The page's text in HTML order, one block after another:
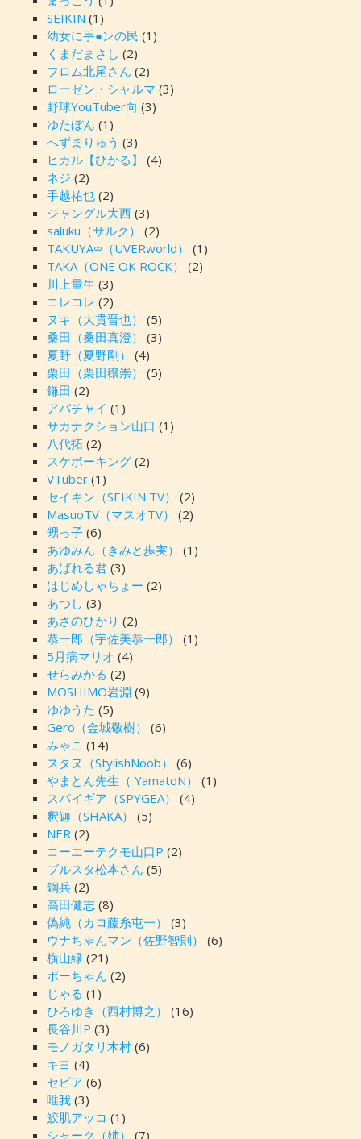
SEIKIN (1)
幼女に手●ンの民 (1)
くまだまさし (2)
フロム北尾さん (2)
ローゼン・シャルマ (3)
野球YouTuber向 (3)
ゆたぼん (1)
へずまりゅう (3)
ヒカル【ひかる】
(4)
ネジ (2)
手越祐也(2)
ジャングル大西(3)
saluku（サルク）
(2)
TAKUYA∞（UVERworld）
(1)
TAKA（ONE OK ROCK）
(2)
川上量生 (3)
コレコレ (2)
ヌキ（大貫晋也）
(5)
桑田（桑田真澄）
(3)
夏野（夏野剛）
(4)
栗田（栗田穣崇）
(5)
鎌田 (2)
アパチャイ (1)
サカナクション山口 (1)
八代拓 (2)
スケボーキング(2)
VTuber(1)
セイキン（SEIKIN TV）
(2)
MasuoTV（マスオTV）
(2)
甥っ子(6)
あゆみん（きみと歩実）
(1)
あばれる君(3)
はじめしゃちょー (2)
あつし (3)
あさのひかり (2)
恭一郎（宇佐美恭一郎）
(1)
5月病マリオ (4)
せらみかる (2)
MOSHIMO岩淵 (9)
ゆゆうた (5)
Gero（金城敬樹）
(6)
みゃこ (14)
スタヌ（StylishNoob）
(6)
やまとん先生（ YamatoN）
(1)
スパイギア（SPYGEA）
(4)
釈迦（SHAKA）
(5)
NER(2)
コーエーテクモ山口P (2)
ブルスタ松本さん (5)
鋼兵(2)
高田健志(8)
偽純（カロ藤糸屯一）
(3)
ウナちゃんマン（佐野智則）
(6)
横山緑(21)
ポーちゃん (2)
じゃる (1)
ひろゆき（西村博之）
(16)
長谷川P (3)
モノガタリ木村(6)
キヨ (4)
セピア (6)
唯我(3)
鮫肌アッコ (1)
シャーク（姉）
(7)